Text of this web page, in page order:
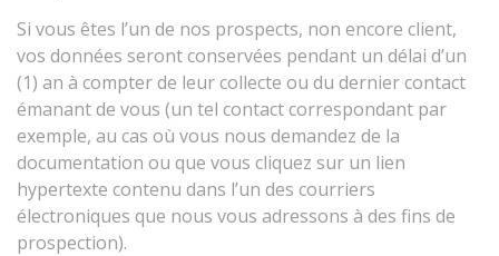
Si vous êtes l’un de nos prospects, non encore client,
vos données seront conservées pendant un délai d’un
(1) an à compter de leur collecte ou du dernier contact
émanant de vous (un tel contact correspondant par
exemple, au cas où vous nous demandez de la
documentation ou que vous cliquez sur un lien
hypertexte contenu dans l’un des courriers
électroniques que nous vous adressons à des fins de
prospection).